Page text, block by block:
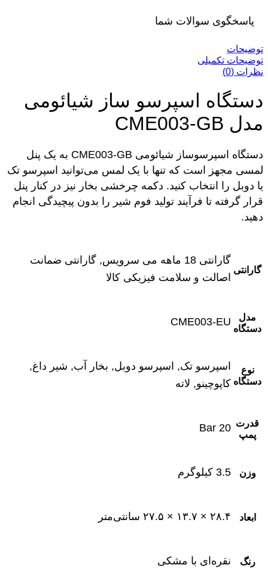
پاسخگوی سوالات شما
توضیحات
توضیحات تکمیلی
نظرات (0)
دستگاه اسپرسو ساز شیائومی
مدل CME003-GB
دستگاه اسپرسوساز شیائومی CME003-GB به یک پنل
لمسی مجهز است که تنها با یک لمس می‌توانید اسپرسو تک
یا دوبل را انتخاب کنید. دکمه چرخشی بخار نیز در کنار پنل
قرار گرفته تا فرآیند تولید فوم شیر را بدون پیچیدگی انجام
دهید.
گارانتی
گارانتی 18 ماهه می سرویس, گارانتی ضمانت
اصالت و سلامت فیزیکی کالا
مدل
دستگاه
CME003-EU
نوع
دستگاه
اسپرسو تک, اسپرسو دوبل, بخار آب, شیر داغ,
کاپوچینو, لاته
قدرت
پمپ
20 Bar
وزن 3.5 کیلوگرم
ابعاد ۲۸.۴ × ۱۳.۷ × ۲۷.۵ سانتی‌متر
رنگ نقره‌ای با مشکی